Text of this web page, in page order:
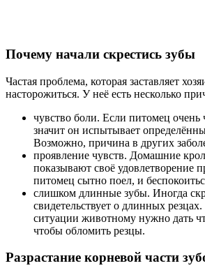
Почему начали скрестись зубы
Частая проблема, которая заставляет
насторожиться. У неё есть несколько
чувство боли. Если питомец очень
значит он испытывает
Возможно, причина в других
проявление чувств. Домашние
показывают своё удовлетворение
питомец сытно поел, и
слишком длинные зубы. Иногда
свидетельствует о длинных
ситуации животному нужно дать
чтобы обломить резцы.
Разрастание корневой части